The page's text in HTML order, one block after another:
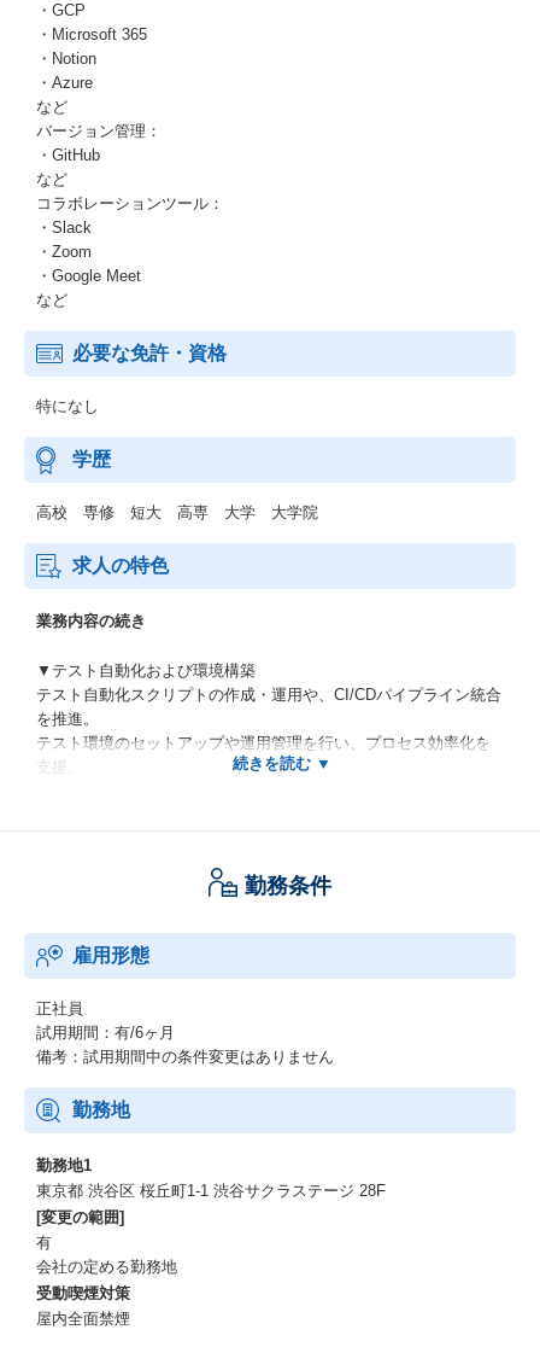
・GCP
・Microsoft 365
・Notion
・Azure
など
バージョン管理：
・GitHub
など
コラボレーションツール：
・Slack
・Zoom
・Google Meet
など
必要な免許・資格
特になし
学歴
高校 専修 短大 高専 大学 大学院
求人の特色
業務内容の続き
▼テスト自動化および環境構築
テスト自動化スクリプトの作成・運用や、CI/CDパイプライン統合
を推進。
テスト環境のセットアップや運用管理を行い、プロセス効率化を
支援。
AIや最新の技術を活用したテスト効率化やプロセス改善を推進。
善をリード。
▼リーダーシップと組織成長支援
チームメンバーへの指導や知識共有を行い、組織全体のスキル向
上を支援。
他部門と連携し、品質保証のベストプラクティスを導入。
し、テスト進捗を管理。
成果物をレビューし、品質基準を満たしていることを確認。
要件定義や設計レビューに参画し、開発初期段階でリスクを特
定・解決。
勤務条件
雇用形態
正社員
試用期間：有/6ヶ月
備考：試用期間中の条件変更はありません
勤務地
勤務地1
東京都 渋谷区 桜丘町1-1 渋谷サクラステージ 28F
[変更の範囲]
有
会社の定める勤務地
受動喫煙対策
屋内全面禁煙